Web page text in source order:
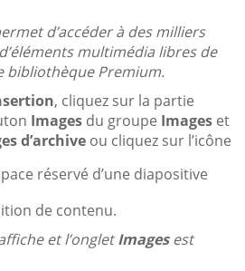
d’accéder à des milliers
multimédia libres de
bibliothèque Premium.
, cliquez sur la partie
Images du groupe Images et
d’archive ou cliquez sur l’icône
réservé d’une diapositive
de contenu.
et l’ongletImagesest